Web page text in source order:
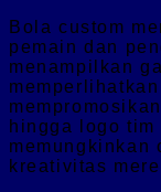
Bola custom
pemain dan
menampilkan
hingga logo tim
memungkinkan
kreativitas